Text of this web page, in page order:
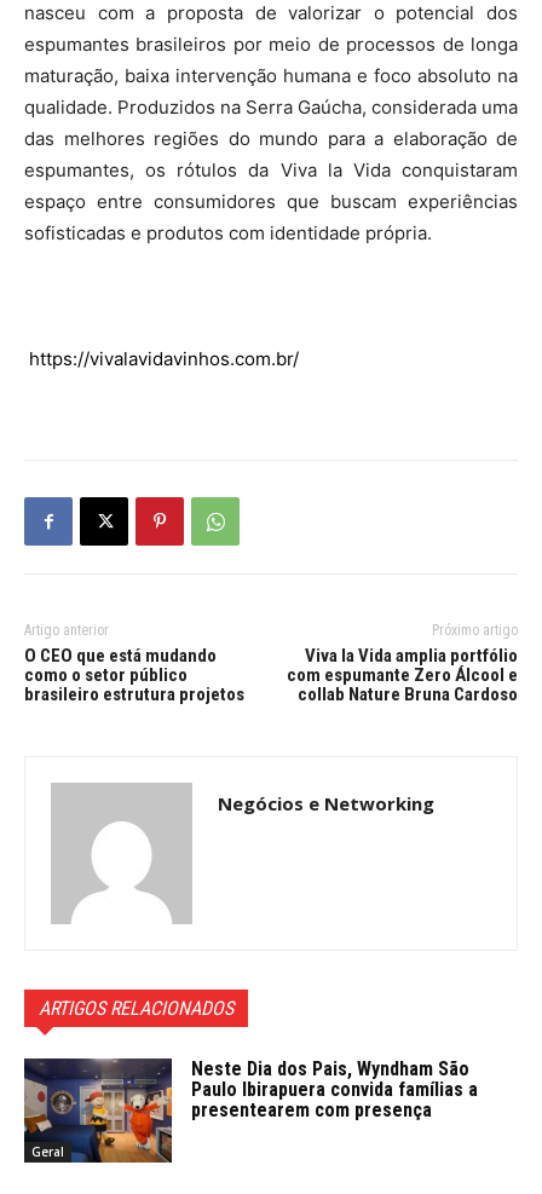
nasceu com a proposta de valorizar o potencial dos
espumantes brasileiros por meio de processos de longa
maturação, baixa intervenção humana e foco absoluto na
qualidade. Produzidos na Serra Gaúcha, considerada uma
das melhores regiões do mundo para a elaboração de
espumantes, os rótulos da Viva la Vida conquistaram
espaço entre consumidores que buscam experiências
sofisticadas e produtos com identidade própria.
https://vivalavidavinhos.com.br/
Artigo anterior
O CEO que está mudando
como o setor público
brasileiro estrutura projetos
Próximo artigo
Viva la Vida amplia portfólio
com espumante Zero Álcool e
collab Nature Bruna Cardoso
Negócios e Networking
ARTIGOS RELACIONADOS
Geral
Neste Dia dos Pais, Wyndham São
Paulo Ibirapuera convida famílias a
presentearem com presença